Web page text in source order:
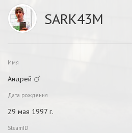
SARK43M
Имя
Андрей
Дата рождения
29 мая 1997 г.
SteamID